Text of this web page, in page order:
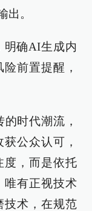
出。
明确AI生成内
前置提醒，
时代潮流，
公众认可，
度，而是依托
唯有正视技术
技术，在规范